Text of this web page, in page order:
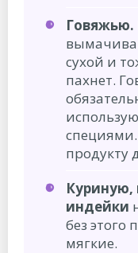
Говяжью.
сухой и
пахнет.
продукту
Куриную,
индейки
без этого
мягкие.